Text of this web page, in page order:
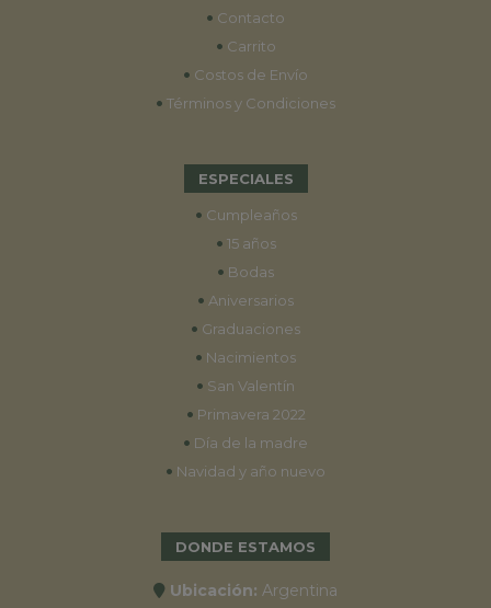
• Contacto
• Carrito
• Costos de Envío
• Términos y Condiciones
ESPECIALES
• Cumpleaños
• 15 años
• Bodas
• Aniversarios
• Graduaciones
• Nacimientos
• San Valentín
• Primavera 2022
• Día de la madre
• Navidad y año nuevo
DONDE ESTAMOS
Ubicación: Argentina